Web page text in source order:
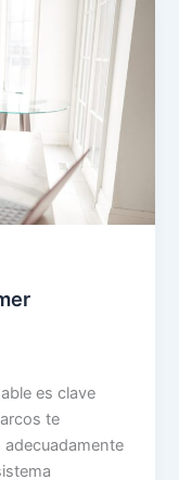
es clave
te